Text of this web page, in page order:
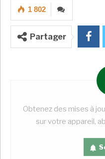
Gabon:
Présidentielle
Sénégal:
La Commission
1 802
Partager
Obtenez des mises à
sur votre appareil,